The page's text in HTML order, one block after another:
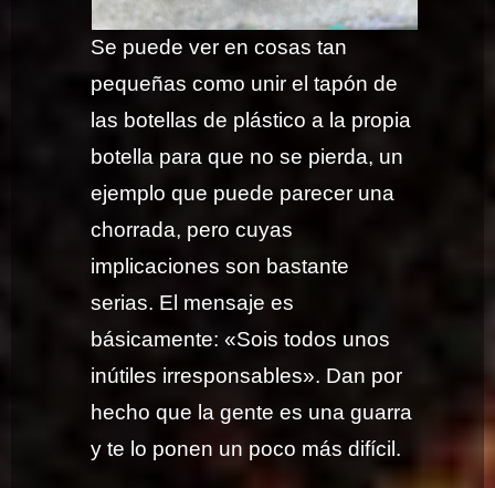
Se puede ver en cosas tan
pequeñas como unir el tapón de
las botellas de plástico a la propia
botella para que no se pierda, un
ejemplo que puede parecer una
chorrada, pero cuyas
implicaciones son bastante
serias. El mensaje es
básicamente: «Sois todos unos
inútiles irresponsables». Dan por
hecho que la gente es una guarra
y te lo ponen un poco más difícil.